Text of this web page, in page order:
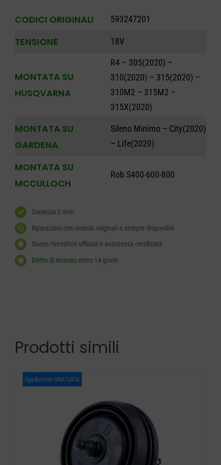
CODICI ORIGINALI 593247201
TENSIONE 18V
MONTATA SU
HUSQVARNA
R4 – 305(2020) –
310(2020) – 315(2020) –
310M2 – 315M2 –
315X(2020)
MONTATA SU
GARDENA
Sileno Minimo – City(2020)
– Life(2020)
MONTATA SU
MCCULLOCH
Rob S400-600-800
Garanzia 2 anni
Riparazioni con ricambi originali e sempre disponibili
Siamo rivenditori ufficiali e assistenza certificata
Diritto di recessoentro 14 giorni
Prodotti simili
Spedizione GRATUITA